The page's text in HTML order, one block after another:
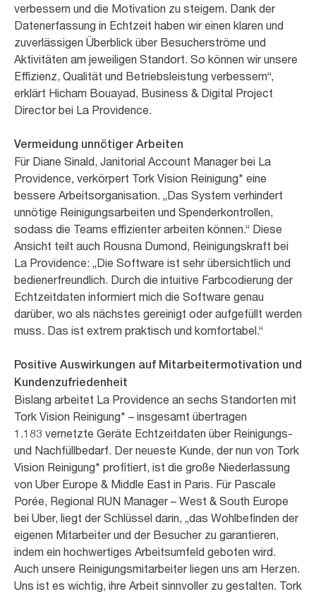
verbessern und die Motivation zu steigern. Dank der
Datenerfassung in Echtzeit haben wir einen klaren und
zuverlässigen Überblick über Besucherströme und
Aktivitäten am jeweiligen Standort. So können wir unsere
Effizienz, Qualität und Betriebsleistung verbessern“,
erklärt Hicham Bouayad, Business & Digital Project
Director bei La Providence.
Vermeidung unnötiger Arbeiten
Für Diane Sinald, Janitorial Account Manager bei La
Providence, verkörpert Tork Vision Reinigung* eine
bessere Arbeitsorganisation. „Das System verhindert
unnötige Reinigungsarbeiten und Spenderkontrollen,
sodass die Teams effizienter arbeiten können.“ Diese
Ansicht teilt auch Rousna Dumond, Reinigungskraft bei
La Providence: „Die Software ist sehr übersichtlich und
bedienerfreundlich. Durch die intuitive Farbcodierung der
Echtzeitdaten informiert mich die Software genau
darüber, wo als nächstes gereinigt oder aufgefüllt werden
muss. Das ist extrem praktisch und komfortabel.“
Positive Auswirkungen auf Mitarbeitermotivation und
Kundenzufriedenheit
Bislang arbeitet La Providence an sechs Standorten mit
Tork Vision Reinigung* – insgesamt übertragen
1.183 vernetzte Geräte Echtzeitdaten über Reinigungs-
und Nachfüllbedarf. Der neueste Kunde, der nun von Tork
Vision Reinigung* profitiert, ist die große Niederlassung
von Uber Europe & Middle East in Paris. Für Pascale
Porée, Regional RUN Manager – West & South Europe
bei Uber, liegt der Schlüssel darin, „das Wohlbefinden der
eigenen Mitarbeiter und der Besucher zu garantieren,
indem ein hochwertiges Arbeitsumfeld geboten wird.
Auch unsere Reinigungsmitarbeiter liegen uns am Herzen.
Uns ist es wichtig, ihre Arbeit sinnvoller zu gestalten. Tork